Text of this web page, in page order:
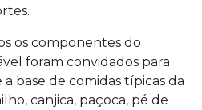
os componentes do
foram convidados para
base de comidas típicas da
canjica, paçoca, pé de